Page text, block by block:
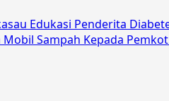
Edukasi Penderita
Sampah Kepada